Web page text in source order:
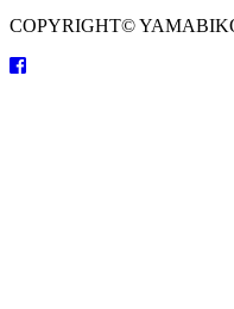
COPYRIGHT©